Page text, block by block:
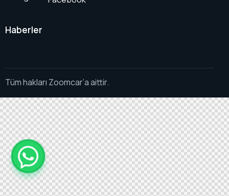
Haberler
Tüm hakları Zoomcar’a aittir.